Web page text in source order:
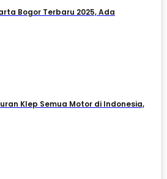
Bogor Terbaru 2025, Ada
Klep Semua Motor di Indonesia,